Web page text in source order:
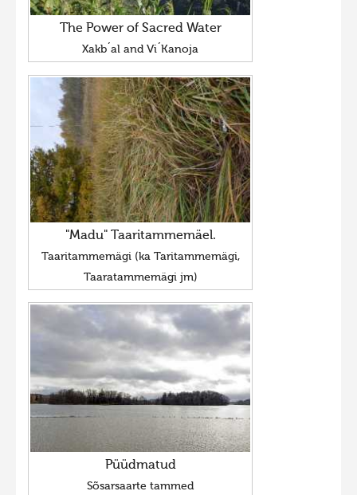
The Power of Sacred Water
Xakb´al and Vi´Kanoja
"Madu" Taaritammemäel.
Taaritammemägi (ka Taritammemägi,
Taaratammemägi jm)
Püüdmatud
Sõsarsaarte tammed